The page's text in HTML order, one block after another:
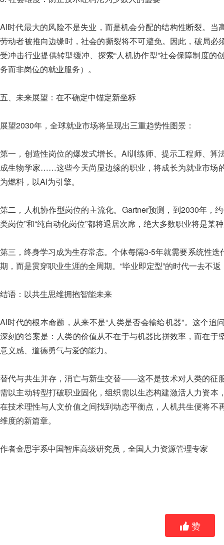
AI时代最大的风险不是失业，而是机会分配的结构性断裂。
劳动者被推向边缘时，社会的撕裂将不可避免。因此，破局
受冲击行业提供转型缓冲、探索“人机协作型”社会保障制度
务而非岗位的就业服务）。
五、未来展望：在不确定中锚定新坐标
展望2030年，全球就业市场将呈现出三重趋势性图景：
第一，创造性岗位的爆发式增长。AI训练师、提示工程师、算
成生物学家……这些今天尚显边缘的职业，将成长为就业市场
为燃料，以AI为引擎。
第二，人机协作型岗位的主流化。Gartner预测，到2030年，
类岗位”和“纯自动化岗位”都将退居次席，绝大多数职业将是某
第三，终身学习成为生存常态。个体每隔3-5年就需要系统性
期，而是贯穿职业生涯的全周期。“毕业即定型”的时代一去不
结语：以共生思维拥抱智能未来
AI时代的根本命题，从来不是“人类是否会输给机器”。这个
深刻的答案是：人类的价值从不在于与机器比拼效率，而在
意义感、道德勇气与爱的能力。
替代与共生并存，消亡与新生交替——这不是技术对人类的征
需以主动转型打破职业固化，组织需以生态构建激活人力资
在技术理性与人文价值之间找到动态平衡点，人机共生便将
维度的新篇章。
作者金思宇系中国智库高级研究员，全国人力资源管理专家
赞